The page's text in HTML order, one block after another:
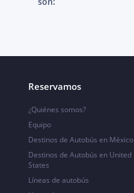
Reservamos
¿Quiénes somos?
Equipo
Destinos de Autobús en México
Destinos de Autobús en United
States
Líneas de autobús